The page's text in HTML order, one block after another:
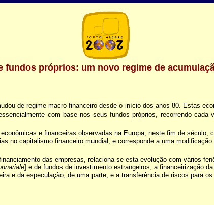
fundos próprios: um novo regime de
de regime macro-financeiro desde o início dos anos 80. Estas
com base nos seus fundos próprios, recorrendo
e financeiras observadas na Europa, neste fim de
no capitalismo financeiro mundial, e corresponde a uma
das empresas, relaciona-se esta evolução com vários
] e de fundos de investimento estrangeiros, a financeirização
e da especulação, de uma parte, e a transferência de riscos para